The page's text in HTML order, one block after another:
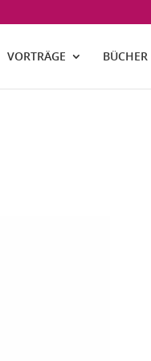
VORTRÄGE BÜCHER